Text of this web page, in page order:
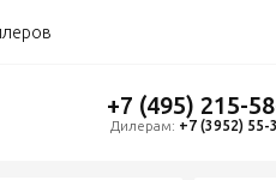
+7 (495) 215-
Дилерам: +7 (3952) 55-